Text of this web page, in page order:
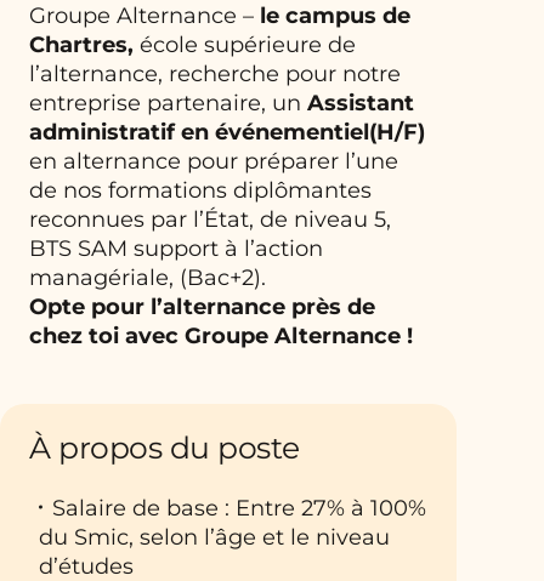
Groupe Alternance – le campus de
Chartres, école supérieure de
l’alternance, recherche pour notre
entreprise partenaire, un Assistant
administratif en événementiel(H/F)
en alternance pour préparer l’une
de nos formations diplômantes
reconnues par l’État, de niveau 5,
BTS SAM support à l’action
managériale, (Bac+2).
Opte pour l’alternance près de
chez toi avec Groupe Alternance !
À propos du poste
Salaire de base : Entre 27% à 100%
du Smic, selon l’âge et le niveau
d’études